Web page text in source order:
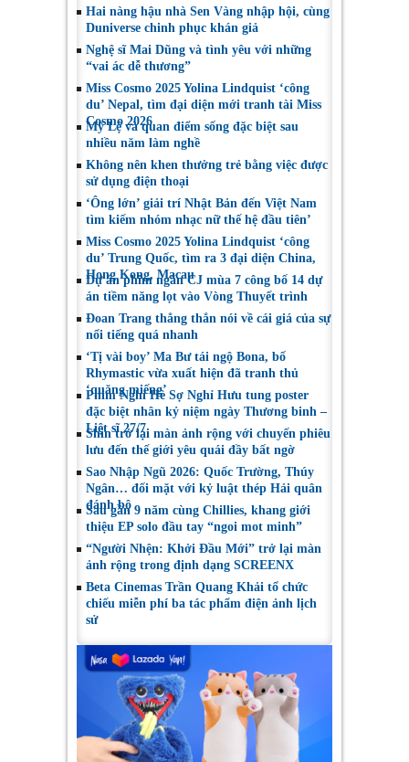
Nghệ sĩ Sân khấu
Việt Nam
tại LHP quốc tế
Toronto 2026
Hai nàng hậu nhà Sen Vàng nhập hội, cùng
Duniverse chinh phục khán giả
Nghệ sĩ Mai Dũng và tình yêu với những
“vai ác dễ thương”
Miss Cosmo 2025 Yolina Lindquist ‘công
du’ Nepal, tìm đại diện mới tranh tài Miss
Cosmo 2026
Mỹ Lệ và quan điểm sống đặc biệt sau
nhiều năm làm nghề
Không nên khen thưởng trẻ bằng việc được
sử dụng điện thoại
‘Ông lớn’ giải trí Nhật Bản đến Việt Nam
tìm kiếm nhóm nhạc nữ thế hệ đầu tiên’
Miss Cosmo 2025 Yolina Lindquist ‘công
du’ Trung Quốc, tìm ra 3 đại diện China,
Hong Kong, Macau
Dự án phim ngắn CJ mùa 7 công bố 14 dự
án tiềm năng lọt vào Vòng Thuyết trình
Đoan Trang thẳng thắn nói về cái giá của sự
nổi tiếng quá nhanh
‘Tị vài boy’ Ma Bư tái ngộ Bona, bố
Rhymastic vừa xuất hiện đã tranh thủ
‘quăng miếng’
Phim Nghỉ Hè Sợ Nghỉ Hưu tung poster
đặc biệt nhân kỷ niệm ngày Thương binh –
Liệt sĩ 27/7
Shin trở lại màn ảnh rộng với chuyến phiêu
lưu đến thế giới yêu quái đầy bất ngờ
Sao Nhập Ngũ 2026: Quốc Trường, Thúy
Ngân… đối mặt với kỷ luật thép Hải quân
đánh bộ
Sau gần 9 năm cùng Chillies, khang giới
thiệu EP solo đầu tay “ngoi mot minh”
“Người Nhện: Khởi Đầu Mới” trở lại màn
ảnh rộng trong định dạng SCREENX
Beta Cinemas Trần Quang Khải tổ chức
chiếu miễn phí ba tác phẩm điện ảnh lịch
sử